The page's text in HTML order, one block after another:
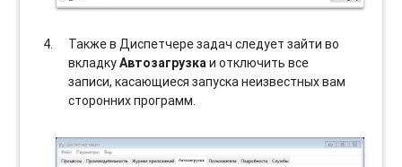
Также в Диспетчере задач следует зайти во
вкладкуАвтозагрузкаи отключить все
записи, касающиеся запуска неизвестных вам
сторонних программ.